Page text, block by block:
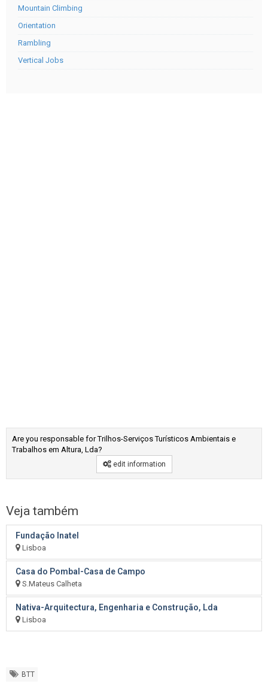
Mountain Climbing
Orientation
Rambling
Vertical Jobs
Are you responsable for Trilhos-Serviços Turísticos Ambientais e
Trabalhos em Altura, Lda?
edit information
Veja também
Fundação Inatel
Lisboa
Casa do Pombal-Casa de Campo
S.Mateus Calheta
Nativa-Arquitectura, Engenharia e Construção, Lda
Lisboa
BTT